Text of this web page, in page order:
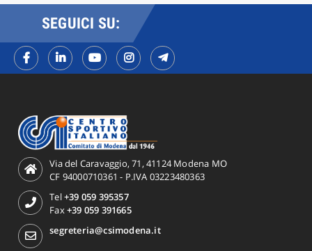
SEGUICI SU:
Via del Caravaggio, 71, 41124 Modena MO
CF 94000710361 - P.IVA 03223480363
Tel+39 059 395357
Fax+39 059 391665
segreteria@csimodena.it